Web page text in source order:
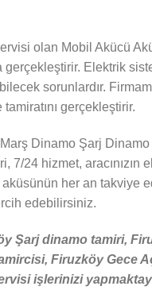
olan Mobil Akücü
Elektrik
sorunlardır.
gerçekleştirir.
Dinamo Şarj
24 hizmet, aracınızın
aküsünün her an takviye
edebilirsiniz.
Şarj dinamo tamiri,
Firuzköy Gece
işlerinizi